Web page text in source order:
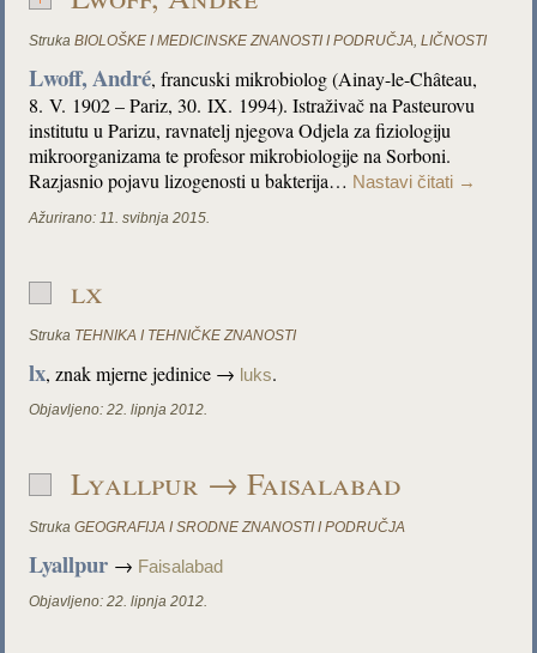
Struka BIOLOŠKE I MEDICINSKE ZNANOSTI I PODRUČJA,LIČNOSTI
Lwoff, André, francuski mikrobiolog (Ainay-le-Château,
8. V. 1902 – Pariz, 30. IX. 1994). Istraživač na Pasteurovu
institutu u Parizu, ravnatelj njegova Odjela za fiziologiju
mikroorganizama te profesor mikrobiologije na Sorboni.
Razjasnio pojavu lizogenosti u bakterija… Nastavi čitati →
Ažurirano: 11. svibnja 2015.
lx
Struka TEHNIKA I TEHNIČKE ZNANOSTI
lx, znak mjerne jedinice → luks.
Objavljeno: 22. lipnja 2012.
Lyallpur → Faisalabad
Struka GEOGRAFIJA I SRODNE ZNANOSTI I PODRUČJA
Lyallpur → Faisalabad
Objavljeno: 22. lipnja 2012.